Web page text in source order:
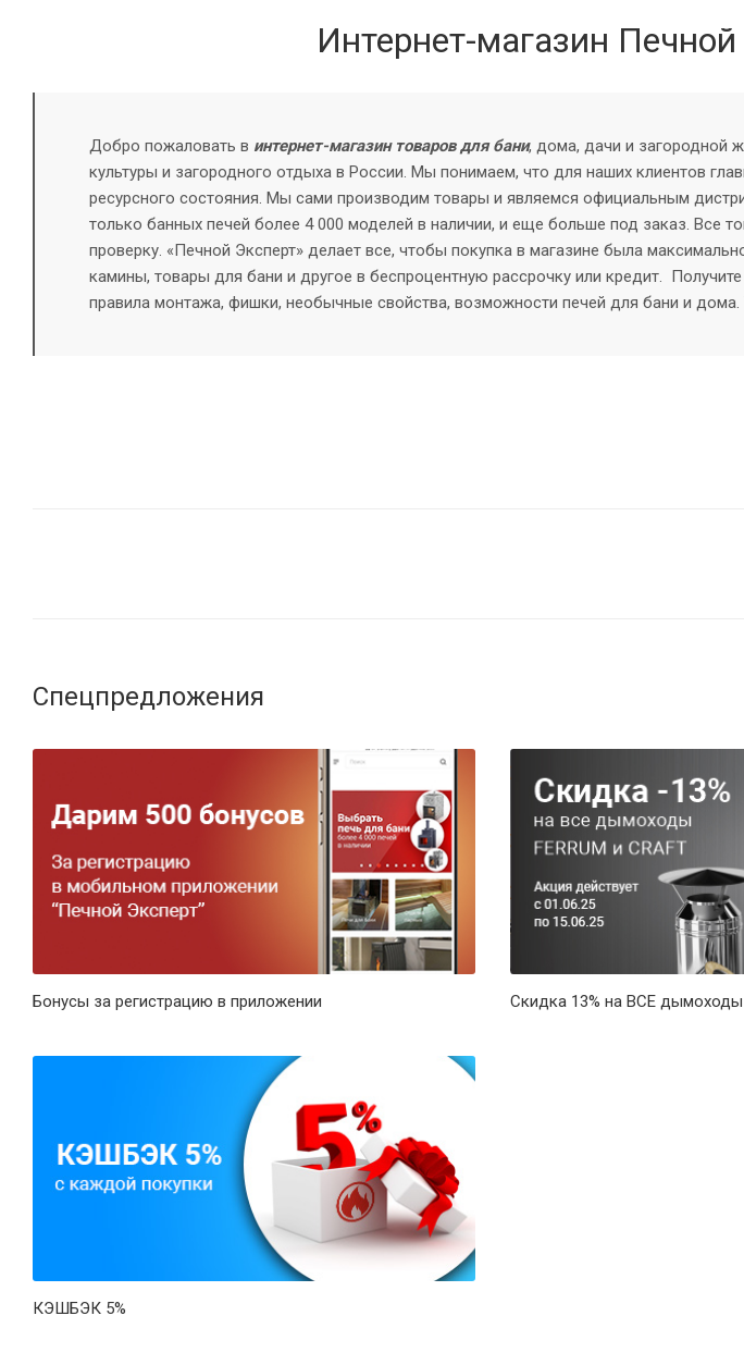
Интернет-магазин
Добро пожаловать в интернет-магазин товаров для бани, дома, дачи и загородной
культуры и загородного отдыха в России. Мы понимаем, что для наших клиентов
ресурсного состояния. Мы сами производим товары и являемся официальным
только банных печей более 4 000 моделей в наличии, и еще больше под заказ. Все
проверку. «Печной Эксперт» делает все, чтобы покупка в магазине была
камины, товары для бани и другое в беспроцентную рассрочку или кредит.
правила монтажа, фишки, необычные свойства, возможности печей для бани и
Спецпредложения
Бонусы за регистрацию в приложении Скидка 13% на ВСЕ дымоходы
КЭШБЭК 5%